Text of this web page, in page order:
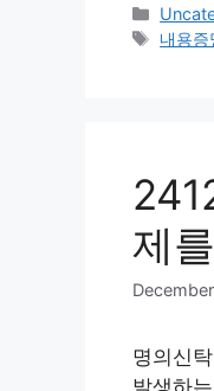
Tags
내용증
제
명의신